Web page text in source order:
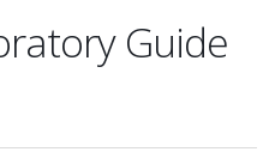
Guide